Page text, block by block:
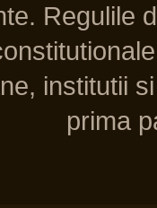
Regulile
institutii
prima